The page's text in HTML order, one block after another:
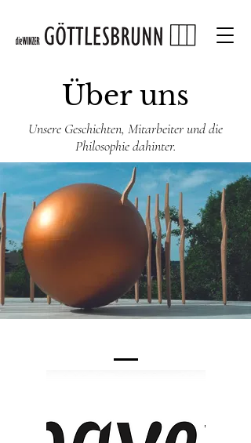
Über uns
Unsere Geschichten, Mitarbeiter und die
Philosophie dahinter.